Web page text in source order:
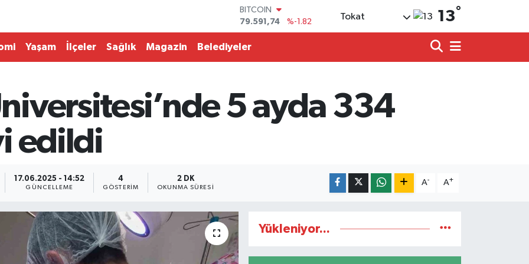
DOLAR
45,43620
%0.02
53,38690
STERLİN
6862,09000
%0.19
BİST100
14.598,00
%0
Tokat 13°
Yaşam İlçeler Sağlık Magazin Belediyeler
5 ayda 334
edildi
17.06.2025 - 14:52
GÜNCELLEME
4
GÖSTERIM
2 DK
OKUNMA SÜRESI
A- A+
Yükleniyor...